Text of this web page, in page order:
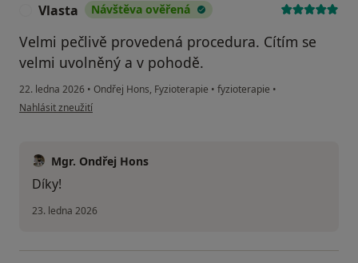
Vlasta Návštěva ověřená
Velmi pečlivě provedená procedura. Cítím se
velmi uvolněný a v pohodě.
22. ledna 2026 • Ondřej Hons, Fyzioterapie • fyzioterapie •
podle názoru uživatele Vlasta
Nahlásit zneužití
Mgr. Ondřej Hons
Díky!
23. ledna 2026